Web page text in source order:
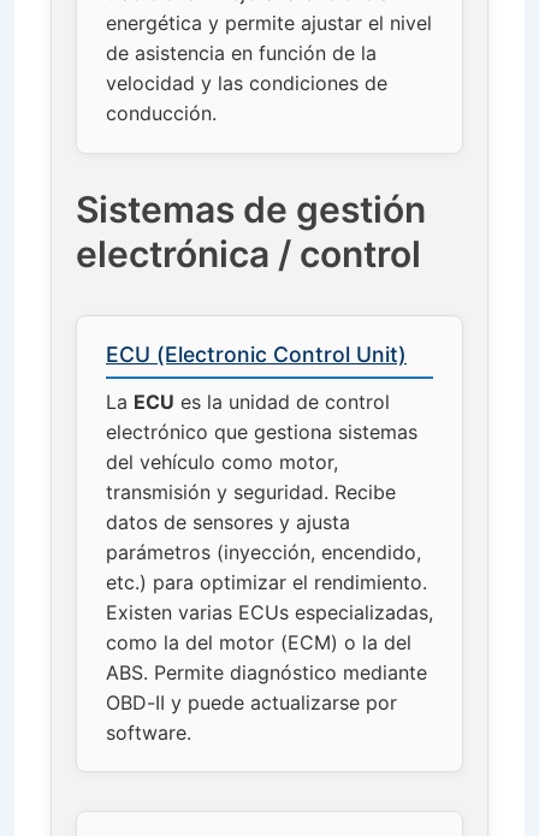
energética y permite ajustar el nivel
de asistencia en función de la
velocidad y las condiciones de
conducción.
Sistemas de gestión
electrónica / control
ECU (Electronic Control Unit)
La ECU es la unidad de control
electrónico que gestiona sistemas
del vehículo como motor,
transmisión y seguridad. Recibe
datos de sensores y ajusta
parámetros (inyección, encendido,
etc.) para optimizar el rendimiento.
Existen varias ECUs especializadas,
como la del motor (ECM) o la del
ABS. Permite diagnóstico mediante
OBD-II y puede actualizarse por
software.